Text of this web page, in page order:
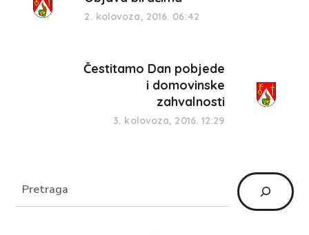
2. kolovoza, 2016. 06:42
Čestitamo Dan pobjede
i domovinske
zahvalnosti
3. kolovoza, 2016. 12:29